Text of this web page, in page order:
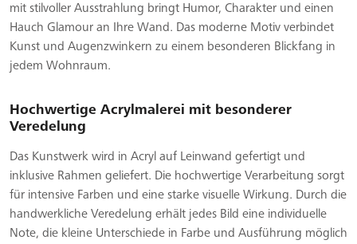
mit stilvoller Ausstrahlung bringt Humor, Charakter und einen
Hauch Glamour an Ihre Wand. Das moderne Motiv verbindet
Kunst und Augenzwinkern zu einem besonderen Blickfang in
jedem Wohnraum.
Hochwertige Acrylmalerei mit besonderer
Veredelung
Das Kunstwerk wird in Acryl auf Leinwand gefertigt und
inklusive Rahmen geliefert. Die hochwertige Verarbeitung sorgt
für intensive Farben und eine starke visuelle Wirkung. Durch die
handwerkliche Veredelung erhält jedes Bild eine individuelle
Note, die kleine Unterschiede in Farbe und Ausführung möglich